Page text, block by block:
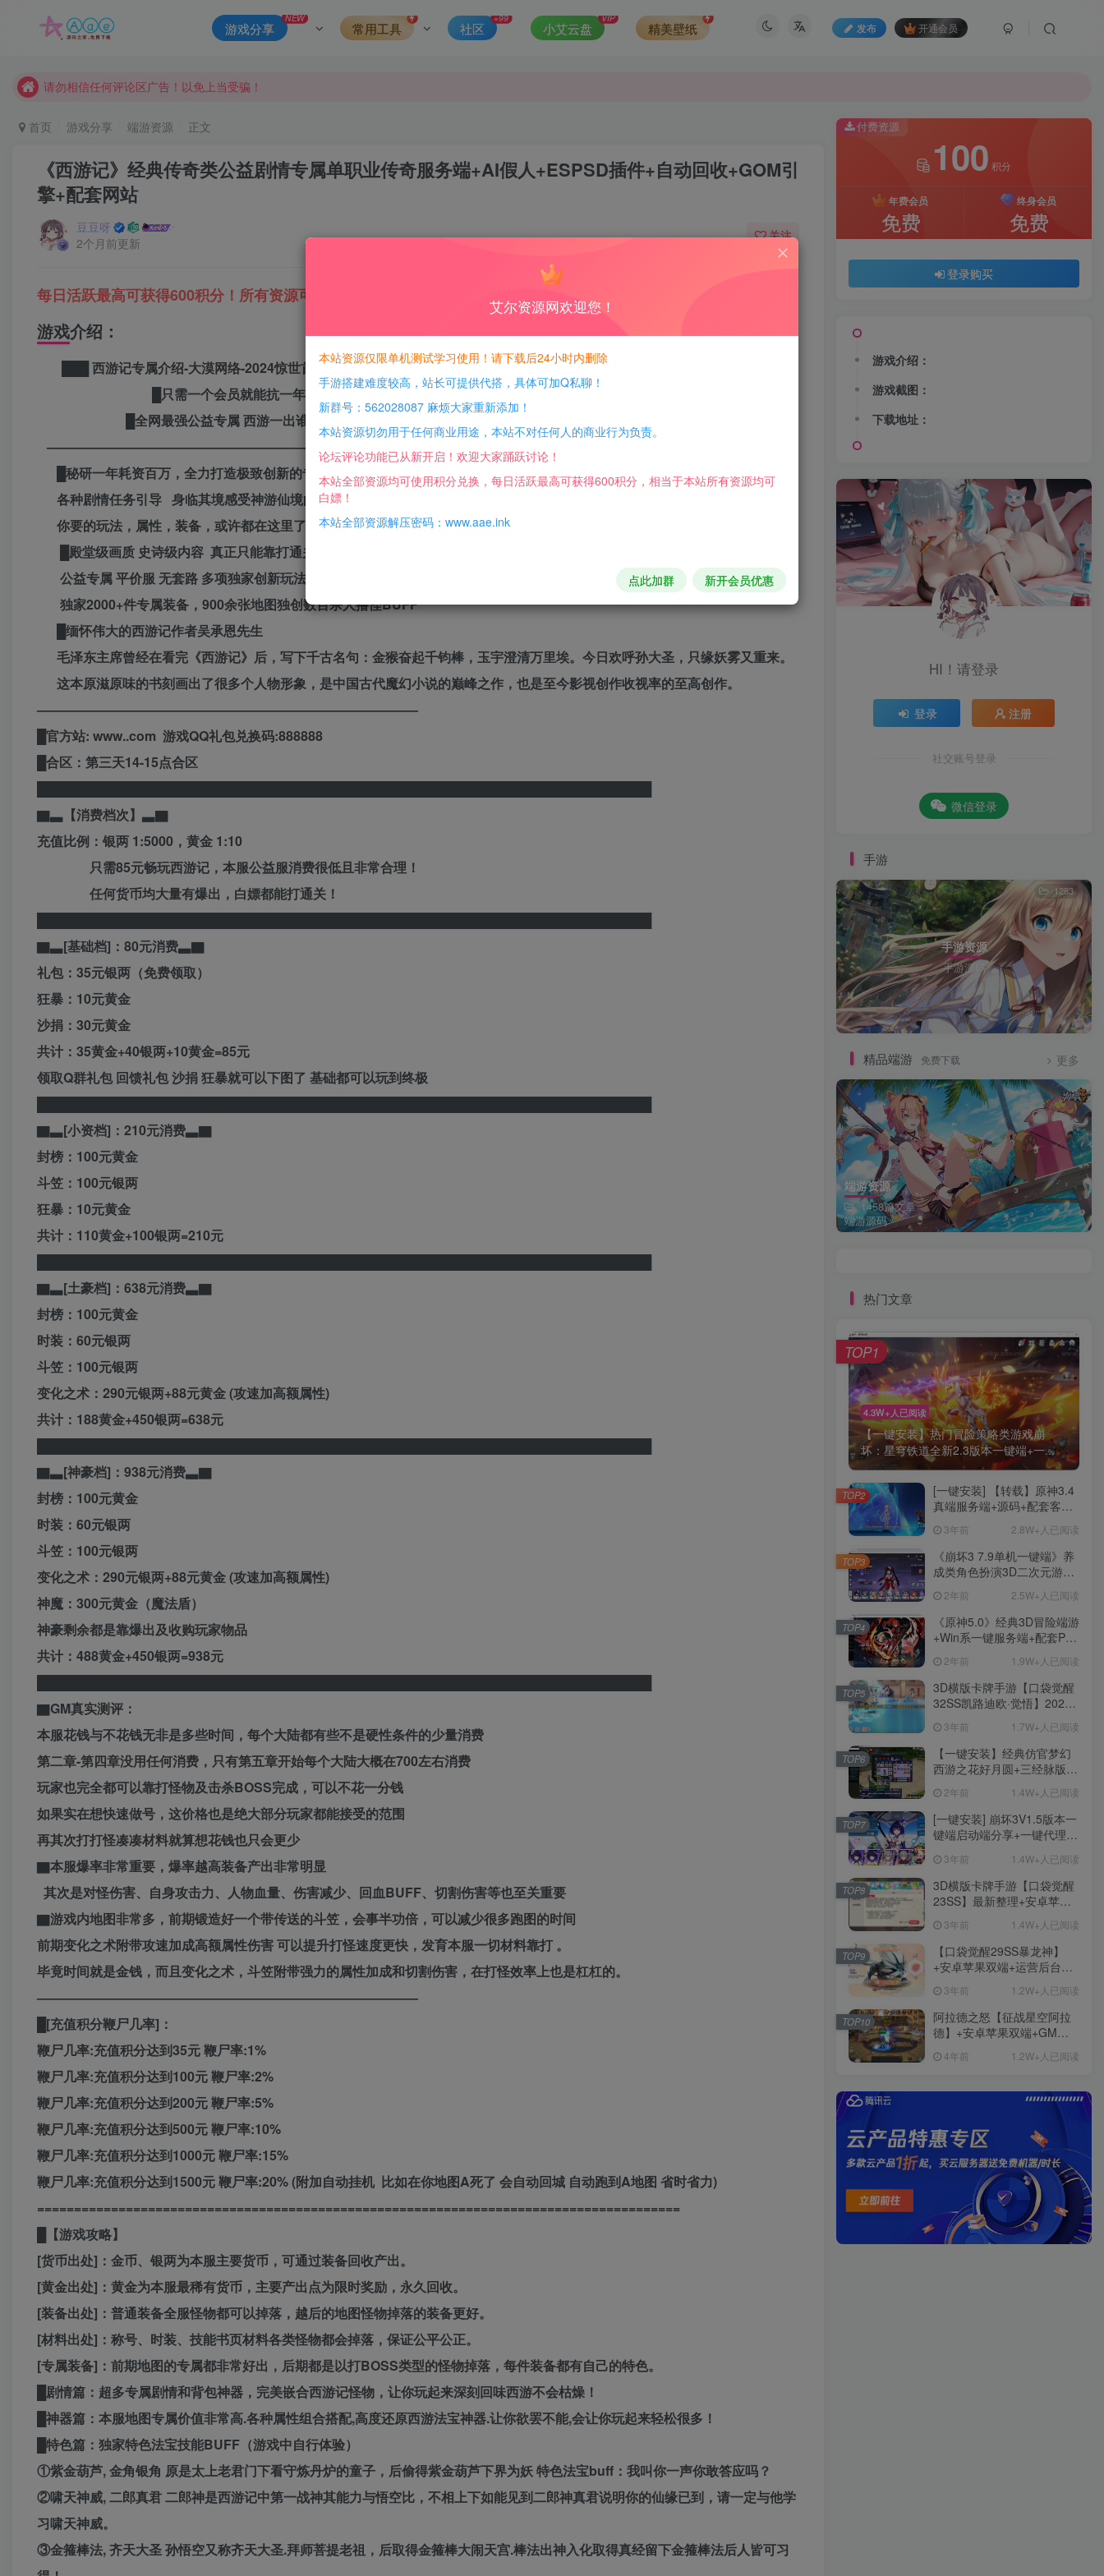
发布 开通会员
游戏分享
NEW
常用工具 社区
+99
小艾云盘
VIP
精美壁纸
本站一律禁止以任何方式发布或转载任何违法的相关信息，访客发现请向站长举报
现在赞助会员享受专属折扣，详情点击此条公告。
本网站的文章部分内容可能来源于网络，仅供大家学习与参考，如有侵权，请联系站长QQ466107887进行删除处理。
首页
游戏分享 端游资源 正文
《西游记》经典传奇类公益剧情专属单职业传奇服务端+AI假人+ESPSD插件+自动回收+GOM引
擎+配套网站
豆豆呀
2个月前更新
关注
每日活跃最高可获得600积分！所有资源可以使用积分免费兑换！
游戏介绍：
███ 西游记专属介绍-大漠网络-2024惊世首发███
█只需一个会员就能抗一年米█
█全网最强公益专属 西游一出谁与争锋█
—————————————————————————————
█秘研一年耗资百万，全力打造极致创新的专属玩法
各种剧情任务引导 身临其境感受神游仙境的西游世界
你要的玩法，属性，装备，或许都在这里了，专属的尽头或许就是西游记？
█殿堂级画质 史诗级内容 真正只能靠打通关
公益专属 平价服 无套路 多项独家创新玩法
独家2000+件专属装备，900余张地图独创数百杀人撸怪BUFF
█缅怀伟大的西游记作者吴承恩先生
毛泽东主席曾经在看完《西游记》后，写下千古名句：金猴奋起千钧棒，玉宇澄清万里埃。今日欢呼孙大圣，只缘妖雾又重来。
这本原滋原味的书刻画出了很多个人物形象，是中国古代魔幻小说的巅峰之作，也是至今影视创作收视率的至高创作。
—————————————————————————————
█官方站: www..com 游戏QQ礼包兑换码:888888
█合区：第三天14-15点合区
▇▃【消费档次】▃▇
充值比例：银两 1:5000，黄金 1:10
只需85元畅玩西游记，本服公益服消费很低且非常合理！
任何货币均大量有爆出，白嫖都能打通关！
▇▃[基础档]：80元消费▃▇
礼包：35元银两（免费领取）
狂暴：10元黄金
沙捐：30元黄金
共计：35黄金+40银两+10黄金=85元
领取Q群礼包 回馈礼包 沙捐 狂暴就可以下图了 基础都可以玩到终极
▇▃[小资档]：210元消费▃▇
封榜：100元黄金
斗笠：100元银两
狂暴：10元黄金
共计：110黄金+100银两=210元
▇▃[土豪档]：638元消费▃▇
封榜：100元黄金
时装：60元银两
斗笠：100元银两
变化之术：290元银两+88元黄金 (攻速加高额属性)
共计：188黄金+450银两=638元
▇▃[神豪档]：938元消费▃▇
封榜：100元黄金
时装：60元银两
斗笠：100元银两
变化之术：290元银两+88元黄金 (攻速加高额属性)
神魔：300元黄金（魔法盾）
神豪剩余都是靠爆出及收购玩家物品
共计：488黄金+450银两=938元
▇GM真实测评：
本服花钱与不花钱无非是多些时间，每个大陆都有些不是硬性条件的少量消费
第二章-第四章没用任何消费，只有第五章开始每个大陆大概在700左右消费
玩家也完全都可以靠打怪物及击杀BOSS完成，可以不花一分钱
如果实在想快速做号，这价格也是绝大部分玩家都能接受的范围
再其次打打怪凑凑材料就算想花钱也只会更少
▇本服爆率非常重要，爆率越高装备产出非常明显
其次是对怪伤害、自身攻击力、人物血量、伤害减少、回血BUFF、切割伤害等也至关重要
▇游戏内地图非常多，前期锻造好一个带传送的斗笠，会事半功倍，可以减少很多跑图的时间
前期变化之术附带攻速加成高额属性伤害 可以提升打怪速度更快，发育本服一切材料靠打 。
毕竟时间就是金钱，而且变化之术，斗笠附带强力的属性加成和切割伤害，在打怪效率上也是杠杠的。
—————————————————————————————
█[充值积分鞭尸几率]：
鞭尸几率:充值积分达到35元 鞭尸率:1%
鞭尸几率:充值积分达到100元 鞭尸率:2%
鞭尸几率:充值积分达到200元 鞭尸率:5%
鞭尸几率:充值积分达到500元 鞭尸率:10%
鞭尸几率:充值积分达到1000元 鞭尸率:15%
鞭尸几率:充值积分达到1500元 鞭尸率:20% (附加自动挂机 比如在你地图A死了 会自动回城 自动跑到A地图 省时省力)
=======================================================================================
█【游戏攻略】
[货币出处]：金币、银两为本服主要货币，可通过装备回收产出。
[黄金出处]：黄金为本服最稀有货币，主要产出点为限时奖励，永久回收。
[装备出处]：普通装备全服怪物都可以掉落，越后的地图怪物掉落的装备更好。
[材料出处]：称号、时装、技能书页材料各类怪物都会掉落，保证公平公正。
[专属装备]：前期地图的专属都非常好出，后期都是以打BOSS类型的怪物掉落，每件装备都有自己的特色。
█剧情篇：超多专属剧情和背包神器，完美嵌合西游记怪物，让你玩起来深刻回味西游不会枯燥！
█神器篇：本服地图专属价值非常高.各种属性组合搭配,高度还原西游法宝神器.让你欲罢不能,会让你玩起来轻松很多！
█特色篇：独家特色法宝技能BUFF（游戏中自行体验）
①紫金葫芦, 金角银角 原是太上老君门下看守炼丹炉的童子，后偷得紫金葫芦下界为妖 特色法宝buff：我叫你一声你敢答应吗？
②啸天神威, 二郎真君 二郎神是西游记中第一战神其能力与悟空比，不相上下如能见到二郎神真君说明你的仙缘已到，请一定与他学
习啸天神威。
③金箍棒法, 齐天大圣 孙悟空又称齐天大圣.拜师菩提老祖，后取得金箍棒大闹天宫.棒法出神入化取得真经留下金箍棒法后人皆可习
付费资源
100 积分
年费会员
免费
终身会员
免费
登录购买
游戏介绍：
游戏截图：
下载地址：
HI！请登录
登录 注册
社交账号登录
微信登录
手游
手游资源
手游源码
1283
精品端游 免费下载 更多
端游资源
1458篇文章
端游源码
热门文章
4.3W+人已阅读
【一键安装】热门冒险策略类游戏崩
坏：星穹铁道全新2.3版本一键端+一...
TOP1
[一键安装] 【转载】原神3.4
真端服务端+源码+配套客户
说明文件
3年前 2.8W+人已阅读
TOP2
《崩坏3 7.9单机一键端》养
成类角色扮演3D二次元游
用、无限资源、附带保姆级
安装教程
2年前 2.5W+人已阅读
TOP3
《原神5.0》经典3D冒险端游
+Win系一键服务端+配套PC
池文件
2年前 1.9W+人已阅读
TOP4
3D横版卡牌手游【口袋觉醒
32SS凯路迪欧·觉悟】2023
+支付对接+安卓苹果双端+运
营后台+GM授权后台+代理
后台
3年前 1.7W+人已阅读
TOP5
【一键安装】经典仿官梦幻
西游之花好月圆+三经脉版本
卡+剧情活动+视频搭建及其
他修改资料
2年前 1.4W+人已阅读
TOP6
[一键安装] 崩坏3V1.5版本一
键端启动端分享+一键代理
ID+详细指令+极简一键修改
3年前 1.4W+人已阅读
TOP7
3D横版卡牌手游【口袋觉醒
23SS】最新整理+安卓苹果
细搭建教程
3年前 1.4W+人已阅读
TOP8
【口袋觉醒29SS暴龙神】
+安卓苹果双端+运营后台
端 3年前 1.2W+人已阅读
TOP9
阿拉德之怒【征战星空阿拉
德】+安卓苹果双端+GM授
+详细教程
4年前 1.2W+人已阅读
TOP10
艾尔资源网欢迎您！
本站资源仅限单机测试学习使用！请下载后24小时内删除
手游搭建难度较高，站长可提供代搭，具体可加Q私聊！
新群号：562028087 麻烦大家重新添加！
本站资源切勿用于任何商业用途，本站不对任何人的商业行为负责。
论坛评论功能已从新开启！欢迎大家踊跃讨论！
本站全部资源均可使用积分兑换，每日活跃最高可获得600积分，相当于本站所有资源均可
白嫖！
本站全部资源解压密码：www.aae.ink
点此加群 新开会员优惠